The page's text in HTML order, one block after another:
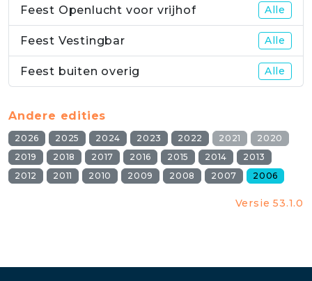
Feest Openlucht voor vrijhof Alle
Feest Vestingbar Alle
Feest buiten overig Alle
Andere edities
2026 2025 2024 2023 2022 2021
2020
2019
2018 2017 2016 2015 2014
2013
2012
2011 2010 2009 2008 2007 2006
Versie 53.1.0